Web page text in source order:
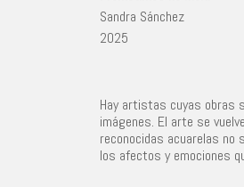
Sandra Sánchez
2025
Hay artistas cuyas obras
imágenes. El arte se
reconocidas acuarelas
los afectos y emociones